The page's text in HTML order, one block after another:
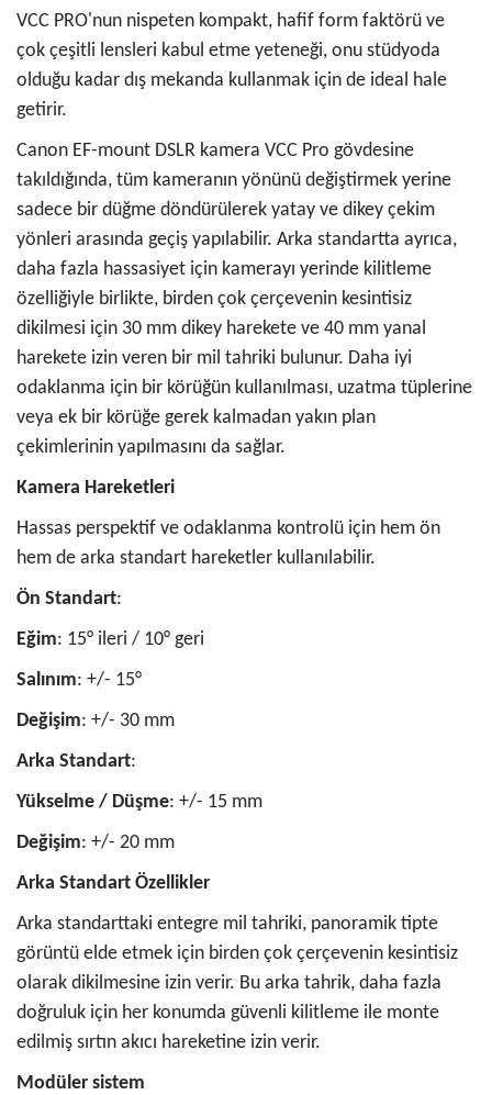
VCC PRO'nun nispeten kompakt, hafif form faktörü ve
çok çeşitli lensleri kabul etme yeteneği, onu stüdyoda
olduğu kadar dış mekanda kullanmak için de ideal hale
getirir.
Canon EF-mount DSLR kamera VCC Pro gövdesine
takıldığında, tüm kameranın yönünü değiştirmek yerine
sadece bir düğme döndürülerek yatay ve dikey çekim
yönleri arasında geçiş yapılabilir. Arka standartta ayrıca,
daha fazla hassasiyet için kamerayı yerinde kilitleme
özelliğiyle birlikte, birden çok çerçevenin kesintisiz
dikilmesi için 30 mm dikey harekete ve 40 mm yanal
harekete izin veren bir mil tahriki bulunur. Daha iyi
odaklanma için bir körüğün kullanılması, uzatma tüplerine
veya ek bir körüğe gerek kalmadan yakın plan
çekimlerinin yapılmasını da sağlar.
Kamera Hareketleri
Hassas perspektif ve odaklanma kontrolü için hem ön
hem de arka standart hareketler kullanılabilir.
Ön Standart:
Eğim: 15° ileri / 10° geri
Salınım: +/- 15°
Değişim: +/- 30 mm
Arka Standart:
Yükselme / Düşme: +/- 15 mm
Değişim: +/- 20 mm
Arka Standart Özellikler
Arka standarttaki entegre mil tahriki, panoramik tipte
görüntü elde etmek için birden çok çerçevenin kesintisiz
olarak dikilmesine izin verir. Bu arka tahrik, daha fazla
doğruluk için her konumda güvenli kilitleme ile monte
edilmiş sırtın akıcı hareketine izin verir.
Modüler sistem